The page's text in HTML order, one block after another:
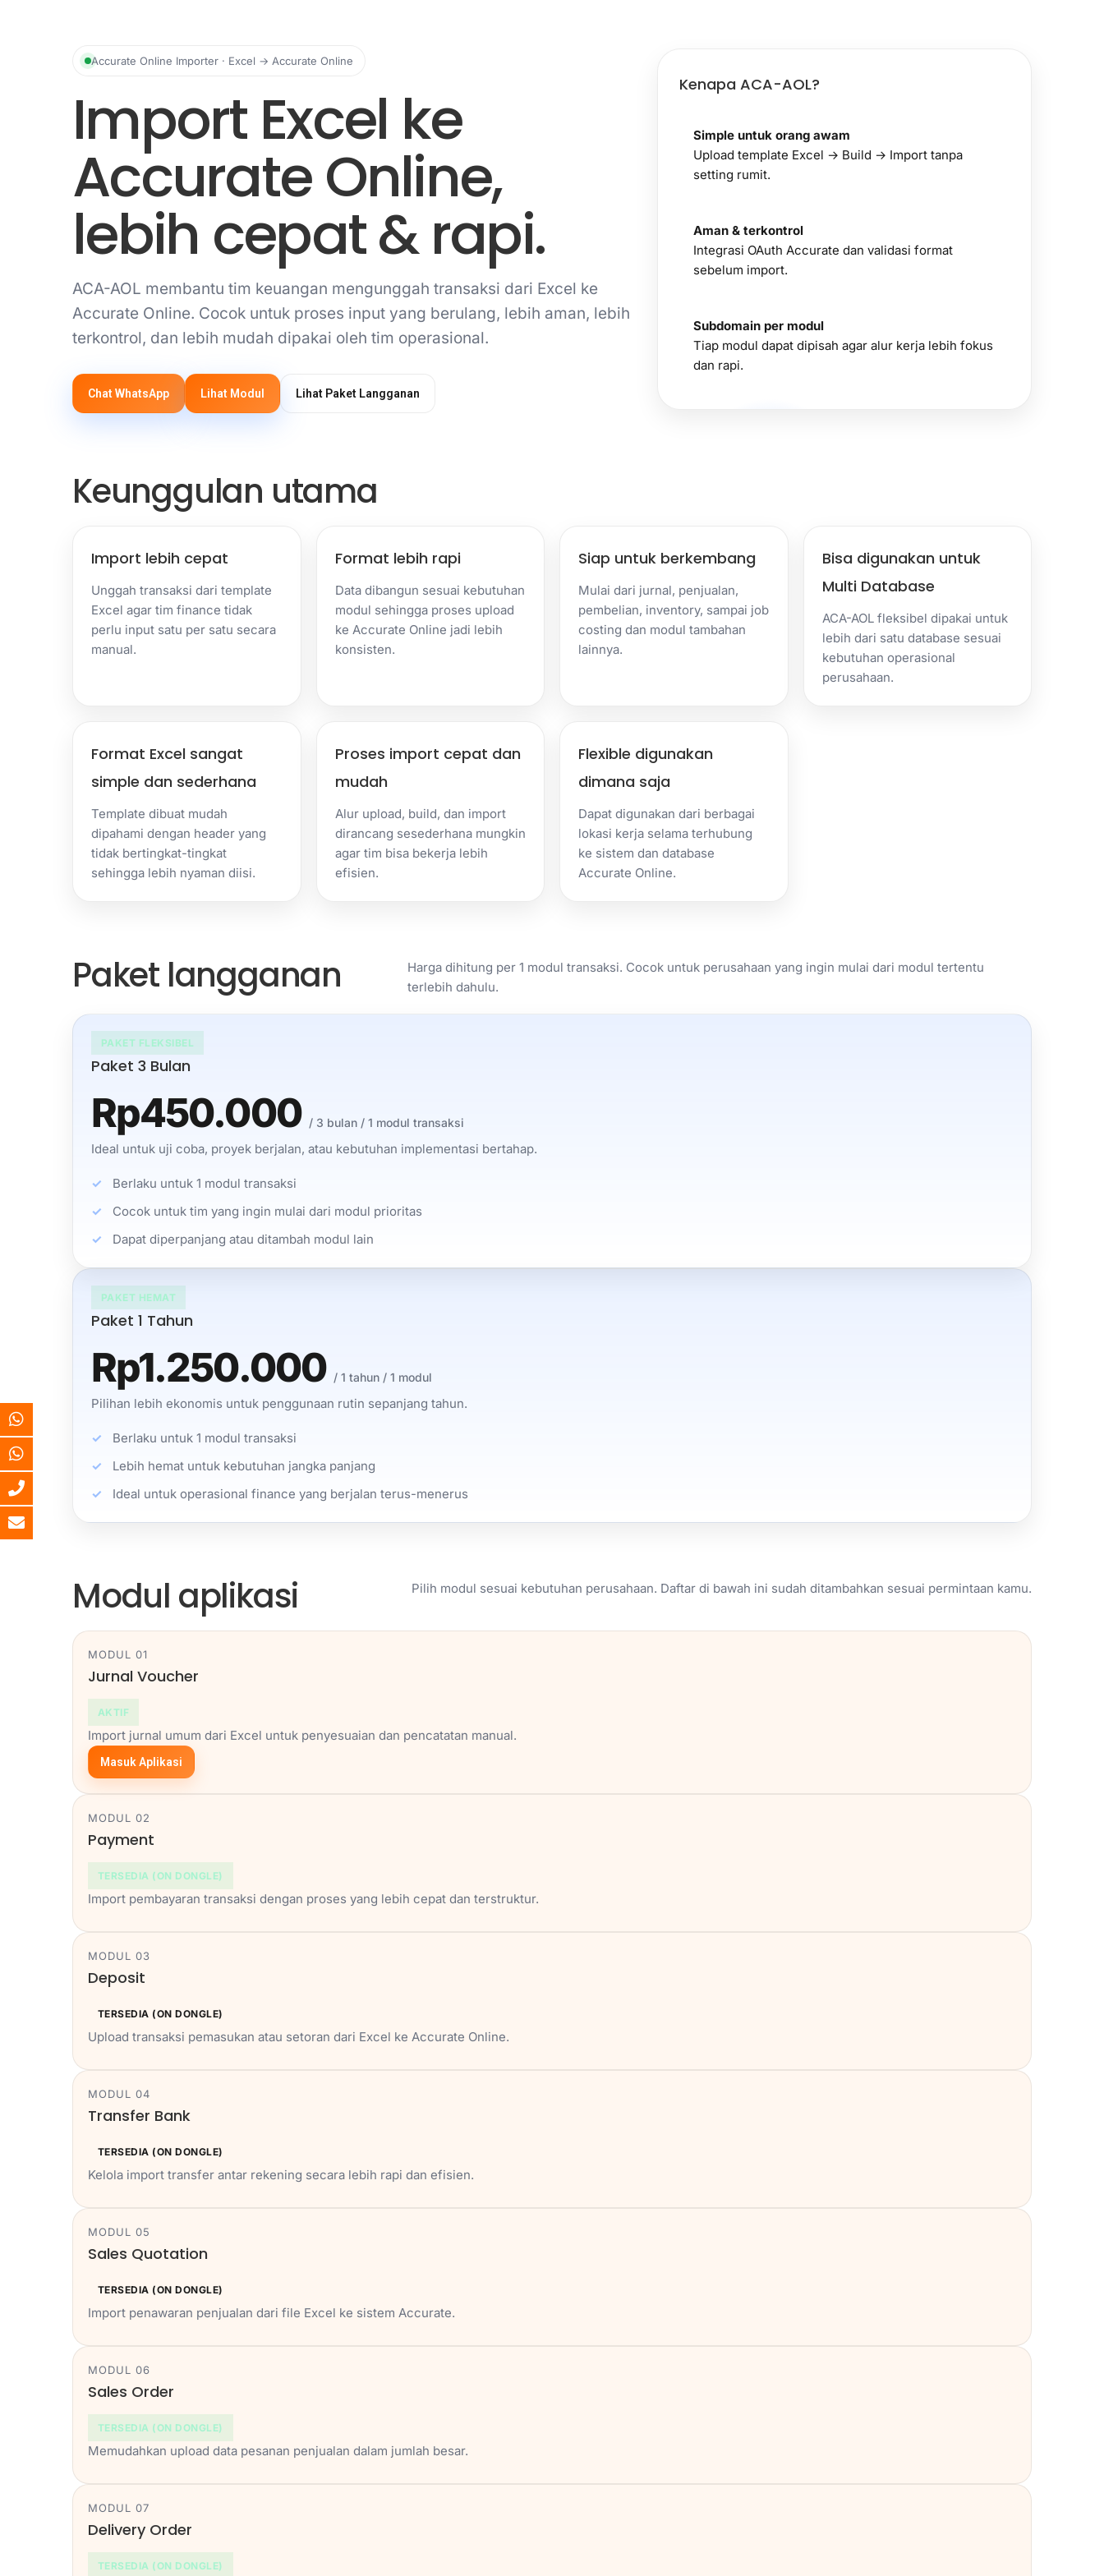
Accurate Online Importer · Excel → Accurate Online
Import Excel ke
Accurate Online,
lebih cepat & rapi.
ACA-AOL membantu tim keuangan mengunggah transaksi dari Excel ke
Accurate Online. Cocok untuk proses input yang berulang, lebih aman, lebih
terkontrol, dan lebih mudah dipakai oleh tim operasional.
Chat WhatsApp Lihat Modul Lihat Paket Langganan
Kenapa ACA-AOL?
Simple untuk orang awam
Upload template Excel → Build → Import tanpa
setting rumit.
Aman & terkontrol
Integrasi OAuth Accurate dan validasi format
sebelum import.
Subdomain per modul
Tiap modul dapat dipisah agar alur kerja lebih fokus
dan rapi.
Keunggulan utama
Import lebih cepat
Unggah transaksi dari template
Excel agar tim finance tidak
perlu input satu per satu secara
manual.
Format lebih rapi
Data dibangun sesuai kebutuhan
modul sehingga proses upload
ke Accurate Online jadi lebih
konsisten.
Siap untuk berkembang
Mulai dari jurnal, penjualan,
pembelian, inventory, sampai job
costing dan modul tambahan
lainnya.
Bisa digunakan untuk
Multi Database
ACA-AOL fleksibel dipakai untuk
lebih dari satu database sesuai
kebutuhan operasional
perusahaan.
Format Excel sangat
simple dan sederhana
Template dibuat mudah
dipahami dengan header yang
tidak bertingkat-tingkat
sehingga lebih nyaman diisi.
Proses import cepat dan
mudah
Alur upload, build, dan import
dirancang sesederhana mungkin
agar tim bisa bekerja lebih
efisien.
Flexible digunakan
dimana saja
Dapat digunakan dari berbagai
lokasi kerja selama terhubung
ke sistem dan database
Accurate Online.
Paket langganan
Harga dihitung per 1 modul transaksi. Cocok untuk perusahaan yang ingin mulai dari modul tertentu
terlebih dahulu.
PAKET FLEKSIBEL
Paket 3 Bulan
Rp450.000 / 3 bulan / 1 modul transaksi
Ideal untuk uji coba, proyek berjalan, atau kebutuhan implementasi bertahap.
Berlaku untuk 1 modul transaksi
Cocok untuk tim yang ingin mulai dari modul prioritas
Dapat diperpanjang atau ditambah modul lain
PAKET HEMAT
Paket 1 Tahun
Rp1.250.000 / 1 tahun / 1 modul
Pilihan lebih ekonomis untuk penggunaan rutin sepanjang tahun.
Berlaku untuk 1 modul transaksi
Lebih hemat untuk kebutuhan jangka panjang
Ideal untuk operasional finance yang berjalan terus-menerus
Modul aplikasi Pilih modul sesuai kebutuhan perusahaan. Daftar di bawah ini sudah ditambahkan sesuai permintaan kamu.
MODUL 01
Jurnal Voucher
AKTIF
Import jurnal umum dari Excel untuk penyesuaian dan pencatatan manual.
Masuk Aplikasi
MODUL 02
Payment
TERSEDIA (ON DONGLE)
Import pembayaran transaksi dengan proses yang lebih cepat dan terstruktur.
MODUL 03
Deposit
TERSEDIA (ON DONGLE)
Upload transaksi pemasukan atau setoran dari Excel ke Accurate Online.
MODUL 04
Transfer Bank
TERSEDIA (ON DONGLE)
Kelola import transfer antar rekening secara lebih rapi dan efisien.
MODUL 05
Sales Quotation
TERSEDIA (ON DONGLE)
Import penawaran penjualan dari file Excel ke sistem Accurate.
MODUL 06
Sales Order
TERSEDIA (ON DONGLE)
Memudahkan upload data pesanan penjualan dalam jumlah besar.
MODUL 07
Delivery Order
TERSEDIA (ON DONGLE)